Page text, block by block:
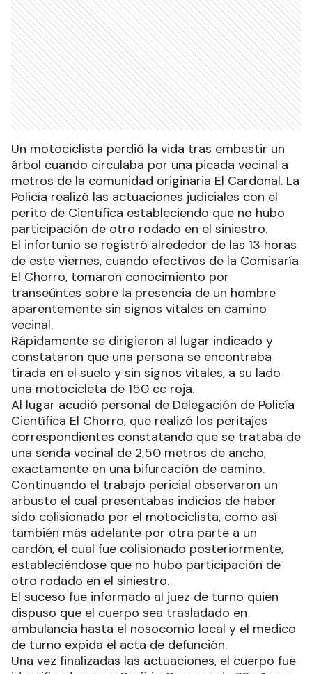
Un motociclista perdió la vida tras embestir un
árbol cuando circulaba por una picada vecinal a
metros de la comunidad originaria El Cardonal. La
Policía realizó las actuaciones judiciales con el
perito de Científica estableciendo que no hubo
participación de otro rodado en el siniestro.
El infortunio se registró alrededor de las 13 horas
de este viernes, cuando efectivos de la Comisaría
El Chorro, tomaron conocimiento por
transeúntes sobre la presencia de un hombre
aparentemente sin signos vitales en camino
vecinal.
Rápidamente se dirigieron al lugar indicado y
constataron que una persona se encontraba
tirada en el suelo y sin signos vitales, a su lado
una motocicleta de 150 cc roja.
Al lugar acudió personal de Delegación de Policía
Científica El Chorro, que realizó los peritajes
correspondientes constatando que se trataba de
una senda vecinal de 2,50 metros de ancho,
exactamente en una bifurcación de camino.
Continuando el trabajo pericial observaron un
arbusto el cual presentabas indicios de haber
sido colisionado por el motociclista, como así
también más adelante por otra parte a un
cardón, el cual fue colisionado posteriormente,
estableciéndose que no hubo participación de
otro rodado en el siniestro.
El suceso fue informado al juez de turno quien
dispuso que el cuerpo sea trasladado en
ambulancia hasta el nosocomio local y el medico
de turno expida el acta de defunción.
Una vez finalizadas las actuaciones, el cuerpo fue